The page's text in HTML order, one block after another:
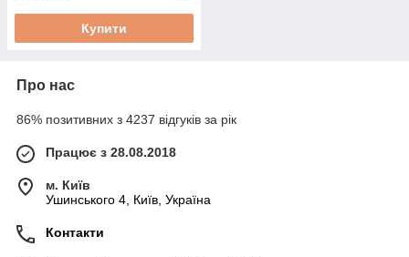
Купити
Про нас
86% позитивних з 4237 відгуків за рік
Працює з 28.08.2018
м. Київ
Ушинського 4, Київ, Україна
Контакти